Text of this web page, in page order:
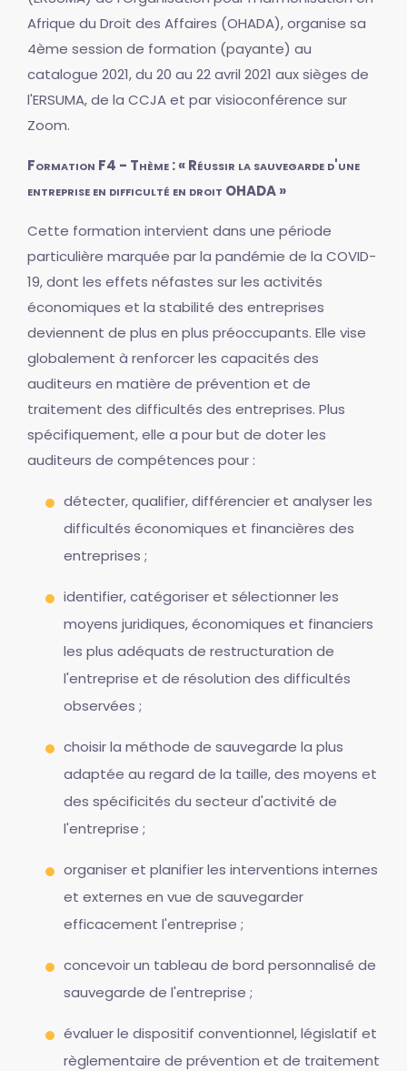
Afrique du Droit des Affaires (OHADA), organise sa
4ème session de formation (payante) au
catalogue 2021, du 20 au 22 avril 2021 aux sièges de
l'ERSUMA, de la CCJA et par visioconférence sur
Zoom.
Formation F4 - Thème : « Réussir la sauvegarde d'une
entreprise en difficulté en droit OHADA »
Cette formation intervient dans une période
particulière marquée par la pandémie de la COVID-
19, dont les effets néfastes sur les activités
économiques et la stabilité des entreprises
deviennent de plus en plus préoccupants. Elle vise
globalement à renforcer les capacités des
auditeurs en matière de prévention et de
traitement des difficultés des entreprises. Plus
spécifiquement, elle a pour but de doter les
auditeurs de compétences pour :
détecter, qualifier, différencier et analyser les
difficultés économiques et financières des
entreprises ;
identifier, catégoriser et sélectionner les
moyens juridiques, économiques et financiers
les plus adéquats de restructuration de
l'entreprise et de résolution des difficultés
observées ;
choisir la méthode de sauvegarde la plus
adaptée au regard de la taille, des moyens et
des spécificités du secteur d'activité de
l'entreprise ;
organiser et planifier les interventions internes
et externes en vue de sauvegarder
efficacement l'entreprise ;
concevoir un tableau de bord personnalisé de
sauvegarde de l'entreprise ;
évaluer le dispositif conventionnel, législatif et
règlementaire de prévention et de traitement